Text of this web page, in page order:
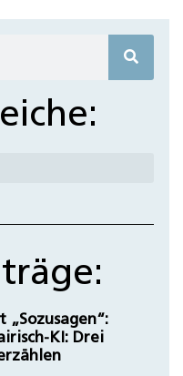
„Sozusagen“:
KI: Drei